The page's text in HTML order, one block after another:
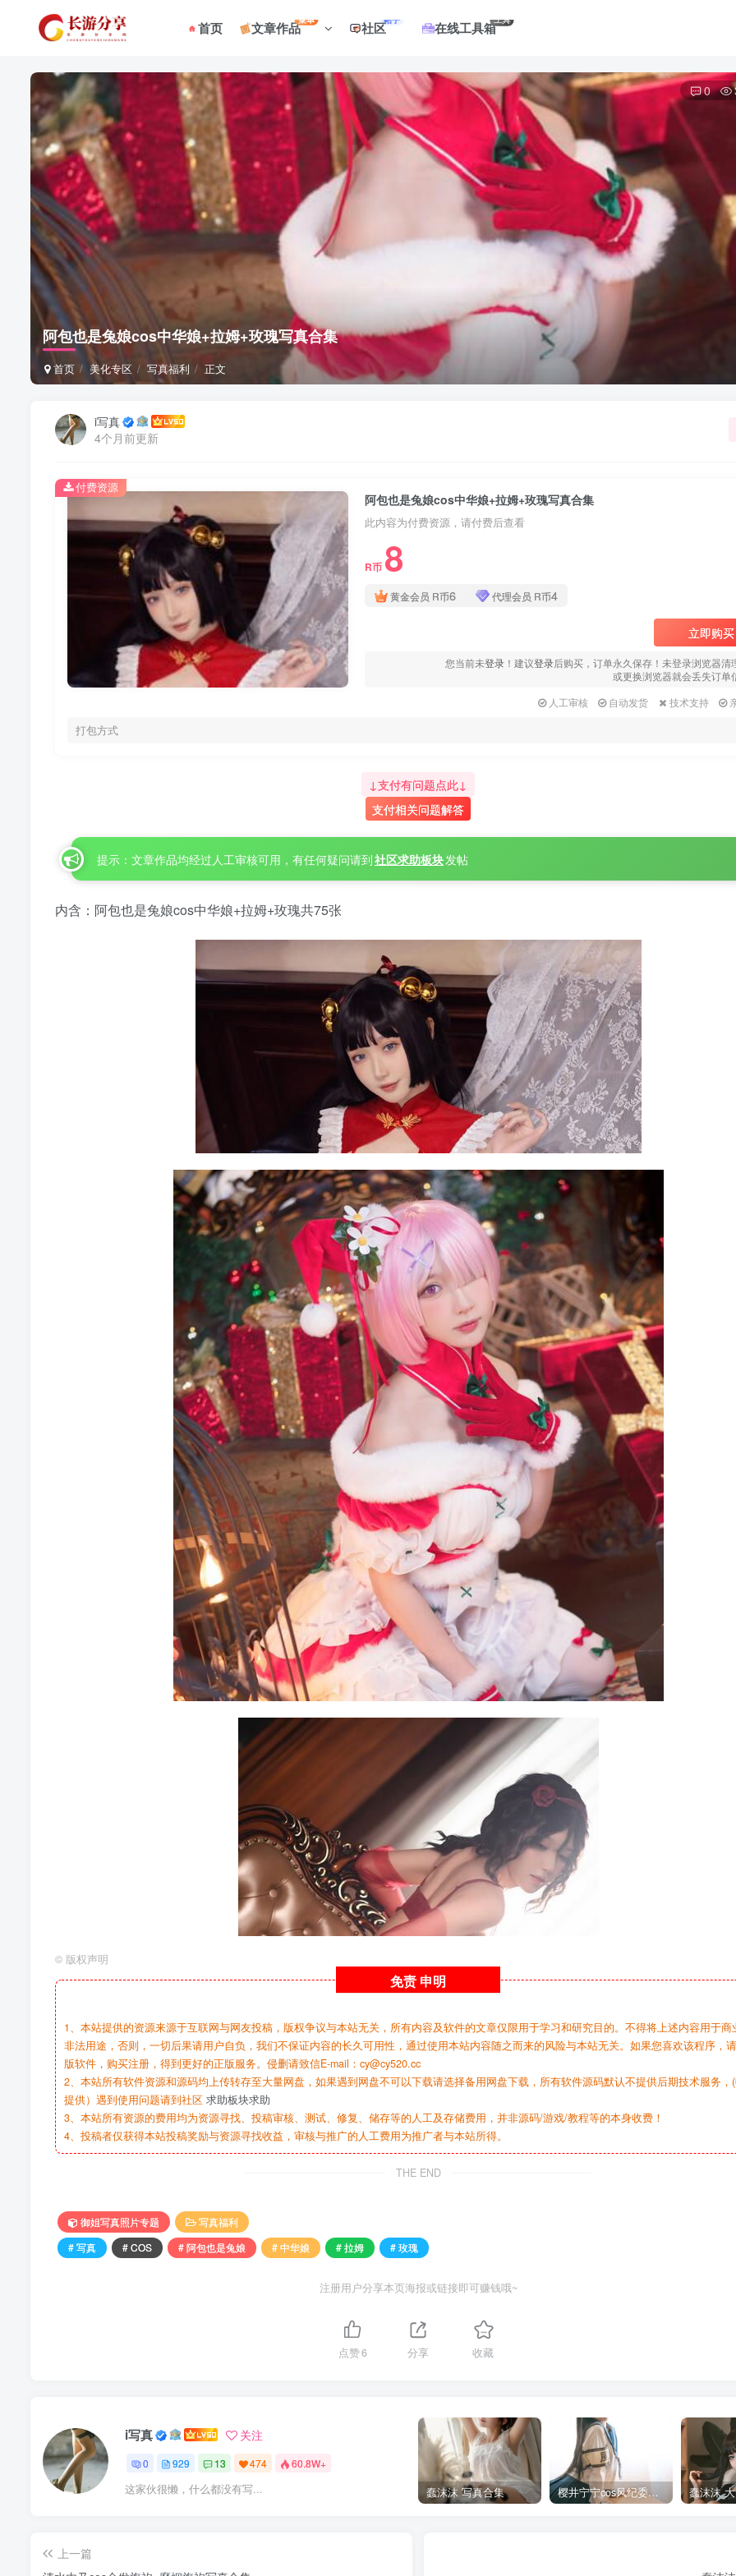
首页 文章作品菜单 社区帖子 在线工具箱工具
阿包也是兔娘cos中华娘+拉姆+玫瑰写真合集
首页 美化专区 写真福利 正文
0
i写真
4个月前更新
阿包也是兔娘cos中华娘+拉姆+玫瑰写真合集
此内容为付费资源，请付费后查看
R币 8
黄金会员 R币6 代理会员 R币4
立即购买
您当前未登录 ！建议登录后购买，订单永久保存！未登录浏览器清
或更换浏览器就会丢失订单
人工审核
自动发货 技术支持
打包方式
付费资源
↓支付有问题点此↓
支付相关问题解答
提示：文章作品均经过人工审核可用，有任何疑问请到社区求助板块发帖
内含：阿包也是兔娘cos中华娘+拉姆+玫瑰共75张
© 版权声明
免责 申明
1、本站提供的资源来源于互联网与网友投稿，版权争议与本站无关，所有内容及软件的文章仅限用于学习和研究目的。不得将上述内容用于商
非法用途，否则，一切后果请用户自负，我们不保证内容的长久可用性，通过使用本站内容随之而来的风险与本站无关。如果您喜欢该程序，
版软件，购买注册，得到更好的正版服务。侵删请致信E-mail：cy@cy520.cc
2、本站所有软件资源和源码均上传转存至大量网盘，如果遇到网盘不可以下载请选择备用网盘下载，所有软件源码默认不提供后期技术服务，
提供）遇到使用问题请到社区 求助板块求助
3、本站所有资源的费用均为资源寻找、投稿审核、测试、修复、储存等的人工及存储费用，并非源码/游戏/教程等的本身收费！
4、投稿者仅获得本站投稿奖励与资源寻找收益，审核与推广的人工费用为推广者与本站所得。
THE END
御姐写真照片专题
写真福利
# 写真
# COS # 阿包也是兔娘 # 中华娘 # 拉姆 # 玫瑰
注册用户分享本页海报或链接即可赚钱哦~
点赞6 分享 收藏
i写真 关注
0 929 13 474 60.8W+
这家伙很懒，什么都没有写... 蠢沫沫 写真合集 樱井宁宁cos风纪委员写真套图
上一篇
登录
没有账号？立即注册
登录
QQ登录
隐私声明